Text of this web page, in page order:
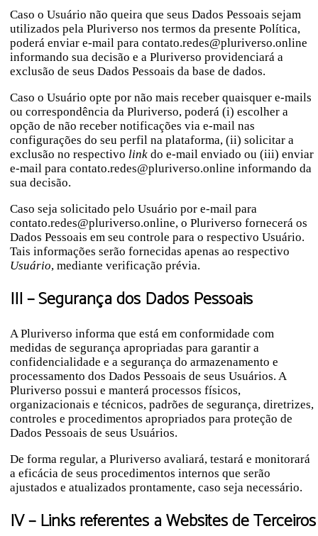
Caso o Usuário não queira que seus Dados Pessoais sejam
utilizados pela Pluriverso nos termos da presente Política,
poderá enviar e-mail para contato.redes@pluriverso.online
informando sua decisão e a Pluriverso providenciará a
exclusão de seus Dados Pessoais da base de dados.
Caso o Usuário opte por não mais receber quaisquer e-mails
ou correspondência da Pluriverso, poderá (i) escolher a
opção de não receber notificações via e-mail nas
configurações do seu perfil na plataforma, (ii) solicitar a
exclusão no respectivo link do e-mail enviado ou (iii) enviar
e-mail para contato.redes@pluriverso.online informando da
sua decisão.
Caso seja solicitado pelo Usuário por e-mail para
contato.redes@pluriverso.online, o Pluriverso fornecerá os
Dados Pessoais em seu controle para o respectivo Usuário.
Tais informações serão fornecidas apenas ao respectivo
Usuário, mediante verificação prévia.
III – Segurança dos Dados Pessoais
A Pluriverso informa que está em conformidade com
medidas de segurança apropriadas para garantir a
confidencialidade e a segurança do armazenamento e
processamento dos Dados Pessoais de seus Usuários. A
Pluriverso possui e manterá processos físicos,
organizacionais e técnicos, padrões de segurança, diretrizes,
controles e procedimentos apropriados para proteção de
Dados Pessoais de seus Usuários.
De forma regular, a Pluriverso avaliará, testará e monitorará
a eficácia de seus procedimentos internos que serão
ajustados e atualizados prontamente, caso seja necessário.
IV – Links referentes a Websites de Terceiros